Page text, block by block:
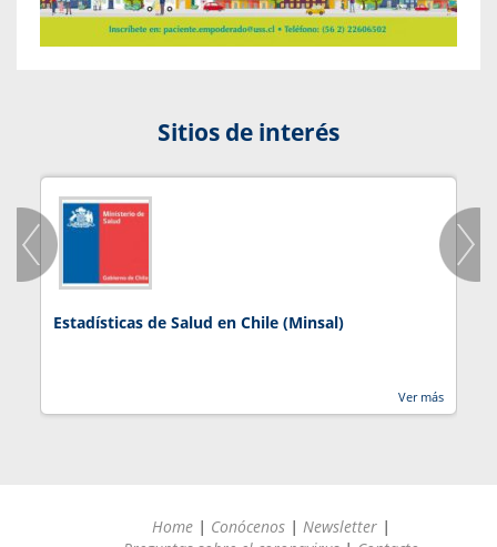
Sitios de interés
Estadísticas de Salud en Chile (Minsal)
Ver más
Home | Conócenos | Newsletter |